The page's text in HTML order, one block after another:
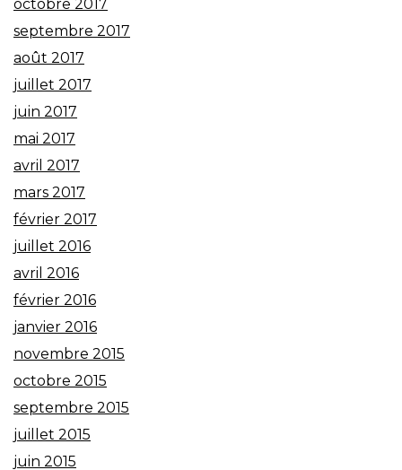
octobre 2017
septembre 2017
août 2017
juillet 2017
juin 2017
mai 2017
avril 2017
mars 2017
février 2017
juillet 2016
avril 2016
février 2016
janvier 2016
novembre 2015
octobre 2015
septembre 2015
juillet 2015
juin 2015